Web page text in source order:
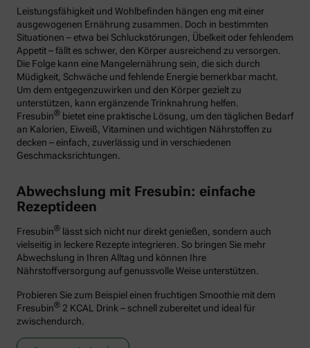
Leistungsfähigkeit und Wohlbefinden hängen eng mit einer
ausgewogenen Ernährung zusammen. Doch in bestimmten
Situationen – etwa bei Schluckstörungen, Übelkeit oder fehlendem
Appetit – fällt es schwer, den Körper ausreichend zu versorgen.
Die Folge kann eine Mangelernährung sein, die sich durch
Müdigkeit, Schwäche und fehlende Energie bemerkbar macht.
Um dem entgegenzuwirken und den Körper gezielt zu
unterstützen, kann ergänzende Trinknahrung helfen.
Fresubin® bietet eine praktische Lösung, um den täglichen Bedarf
an Kalorien, Eiweiß, Vitaminen und wichtigen Nährstoffen zu
decken – einfach, zuverlässig und in verschiedenen
Geschmacksrichtungen.
Abwechslung mit Fresubin: einfache
Rezeptideen
Fresubin® lässt sich nicht nur direkt genießen, sondern auch
vielseitig in leckere Rezepte integrieren. So bringen Sie mehr
Abwechslung in Ihren Alltag und können Ihre
Nährstoffversorgung auf genussvolle Weise unterstützen.
Probieren Sie zum Beispiel einen fruchtigen Smoothie mit dem
Fresubin® 2 KCAL Drink – schnell zubereitet und ideal für
zwischendurch.